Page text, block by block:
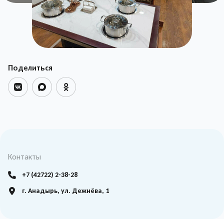
Поделиться
Контакты
+7 (42722) 2-38-28
г. Анадырь, ул. Дежнёва, 1